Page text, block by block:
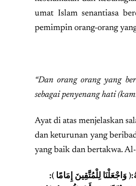
umat Islam senantiasa
pemimpin orang-orang
“Dan orang orang yang
sebagai penyenang hati
Ayat di atas menjelaskan
dan keturunan yang
yang baik dan bertakwa.
لِلْمُتَّقِينَ إِمَامًا ):